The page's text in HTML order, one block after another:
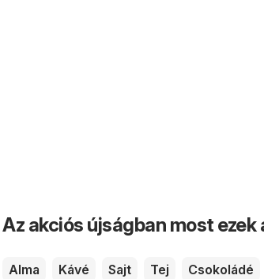
Az akciós újságban most
Alma Kávé Sajt Tej Csokoládé